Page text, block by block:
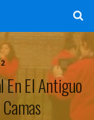
En El Antiguo